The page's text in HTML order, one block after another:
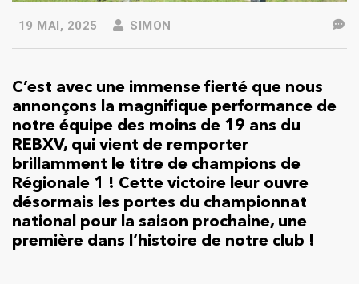
19 MAI, 2025 SIMON
C’est avec une immense fierté que nous
annonçons la magnifique performance de
notre équipe des moins de 19 ans du
REBXV, qui vient de remporter
brillamment le titre de champions de
Régionale 1 ! Cette victoire leur ouvre
désormais les portes du championnat
national pour la saison prochaine, une
première dans l’histoire de notre club !